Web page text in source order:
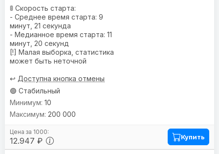
🚦 Скорость старта:
- Среднее время старта: 9
минут, 21 секунда
- Медианное время старта: 11
минут, 20 секунд
[!] Малая выборка, статистика
может быть неточной
↩️ Доступна кнопка отмены
🟢 Стабильный
12.947 ₽
10
200 000
Купить